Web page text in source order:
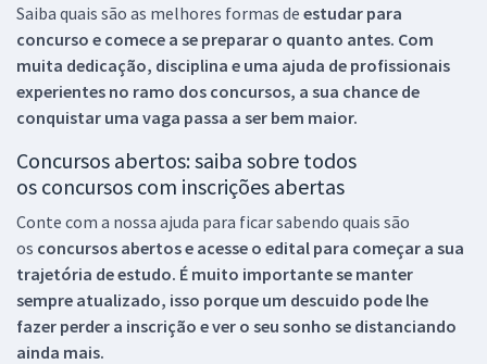
Saiba quais são as melhores formas de estudar para
concurso e comece a se preparar o quanto antes. Com
muita dedicação, disciplina e uma ajuda de profissionais
experientes no ramo dos concursos, a sua chance de
conquistar uma vaga passa a ser bem maior.
Concursos abertos: saiba sobre todos
os concursos com inscrições abertas
Conte com a nossa ajuda para ficar sabendo quais são
os concursos abertos e acesse o edital para começar a sua
trajetória de estudo. É muito importante se manter
sempre atualizado, isso porque um descuido pode lhe
fazer perder a inscrição e ver o seu sonho se distanciando
ainda mais.